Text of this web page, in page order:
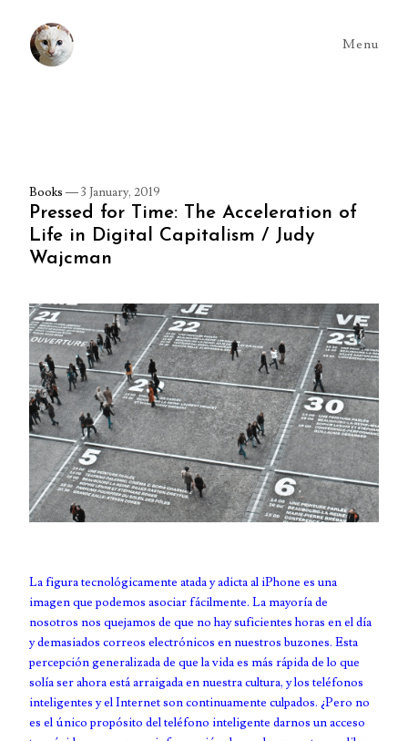
Menu
Books —3 January, 2019
Pressed for Time: The Acceleration of
Life in Digital Capitalism / Judy
Wajcman
La figura tecnológicamente atada y adicta al iPhone es una
imagen que podemos asociar fácilmente. La mayoría de
nosotros nos quejamos de que no hay suficientes horas en el día
y demasiados correos electrónicos en nuestros buzones. Esta
percepción generalizada de que la vida es más rápida de lo que
solía ser ahora está arraigada en nuestra cultura, y los teléfonos
inteligentes y el Internet son continuamente culpados. ¿Pero no
es el único propósito del teléfono inteligente darnos un acceso